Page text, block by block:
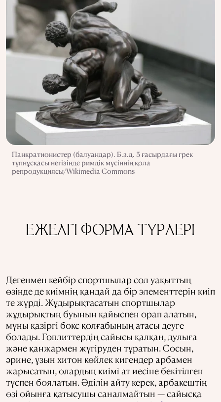
Панкратионистер (балуандар). Б.з.д. 3 ғасырдағы грек
түпнұсқасы негізінде римдік мүсіннің қола
репродукциясы/Wikimedia Commons
ЕЖЕЛГІ ФОРМА ТҮРЛЕРІ
Дегенмен кейбір спортшылар сол уақыттың
өзінде де киімнің қандай да бір элементтерін киіп
те жүрді. Жұдырықтасатын спортшылар
жұдырықтың буынын қайыспен орап алатын,
мұны қазіргі бокс қолғабының атасы деуге
болады. Гоплиттердің сайысы қалқан, дулыға
және қанжармен жүгіруден тұратын. Сосын,
әрине, ұзын хитон көйлек кигендер арбамен
жарысатын, олардың киімі ат иесіне бекітілген
түспен боялатын. Әділін айту керек, арбакештің
өзі ойынға қатысушы саналмайтын — сайысқа